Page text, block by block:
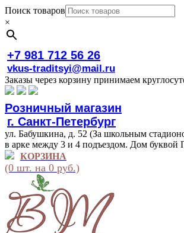
Поиск товаров
×
+7 981 712 56 26
vkus-traditsyi@mail.ru
Заказы через корзину принимаем
Розничный магазин
г. Санкт-Петербург
ул. Бабушкина, д. 52 (За школьным
в арке между 3 и 4 подъездом. Дом буквой
КОРЗИНА
(0 шт. на 0 руб.)